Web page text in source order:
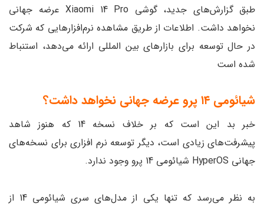
طبق گزارش‌های جدید، گوشی Xiaomi 14 Pro عرضه جهانی
نخواهد داشت. اطلاعات از طریق مشاهده نرم‌افزارهایی که شرکت
در حال توسعه برای بازارهای بین المللی ارائه می‌دهد، استنباط
شده است
شیائومی ۱۴ پرو عرضه جهانی نخواهد داشت؟
خبر بد این است که بر خلاف نسخه 14 که هنوز شاهد
پیشرفت‌های زیادی است، دیگر توسعه نرم افزاری برای نسخه‌های
جهانی HyperOS شیائومی 14 پرو وجود ندارد.
به نظر می‌رسد که تنها یکی از مدل‌های سری شیائومی 14 از